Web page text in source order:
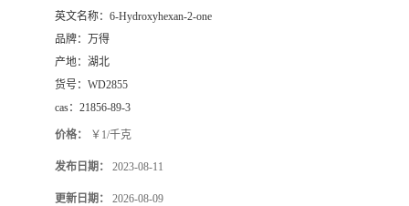
英文名称： 6-Hydroxyhexan-2-one
品牌： 万得
产地： 湖北
货号： WD2855
cas： 21856-89-3
价格： ￥1/千克
发布日期： 2023-08-11
更新日期： 2026-08-09